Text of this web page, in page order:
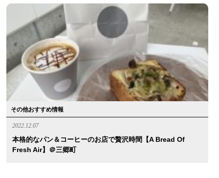
その他おすすめ情報
2022.12.07
本格的なパン＆コーヒーのお店で贅沢時間【a Bread Of
Fresh Air】＠三郷町